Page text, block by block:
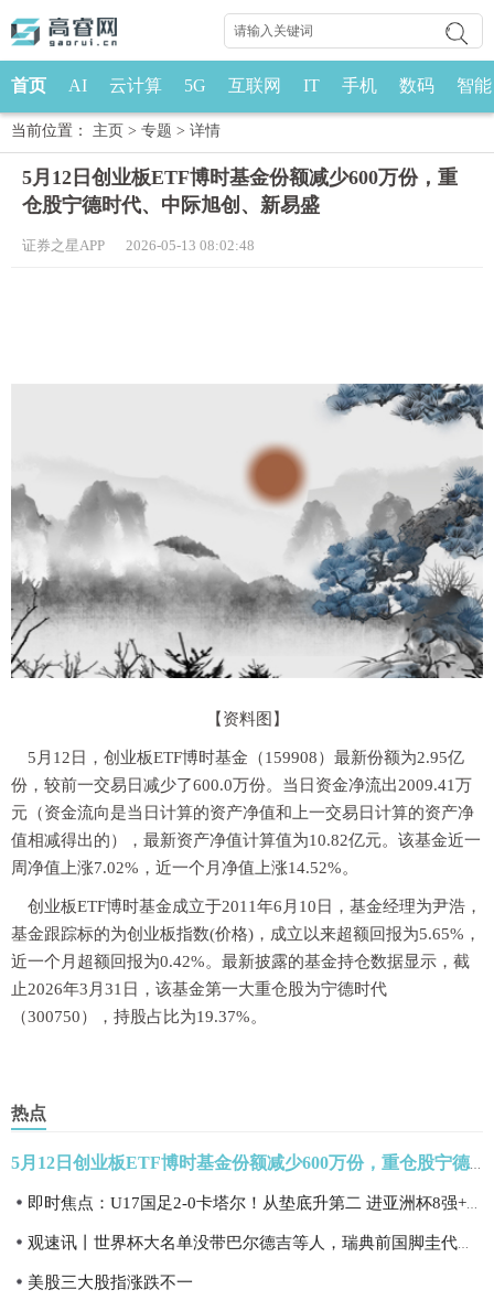
首页 AI 云计算 5G 互联网 IT 手机 数码 智能
当前位置： 主页 > 专题 > 详情
5月12日创业板ETF博时基金份额减少600万份，重
仓股宁德时代、中际旭创、新易盛
证券之星APP 2026-05-13 08:02:48
【资料图】
5月12日，创业板ETF博时基金（159908）最新份额为2.95亿
份，较前一交易日减少了600.0万份。当日资金净流出2009.41万
元（资金流向是当日计算的资产净值和上一交易日计算的资产净
值相减得出的），最新资产净值计算值为10.82亿元。该基金近一
周净值上涨7.02%，近一个月净值上涨14.52%。
创业板ETF博时基金成立于2011年6月10日，基金经理为尹浩，
基金跟踪标的为创业板指数(价格)，成立以来超额回报为5.65%，
近一个月超额回报为0.42%。最新披露的基金持仓数据显示，截
止2026年3月31日，该基金第一大重仓股为宁德时代
（300750），持股占比为19.37%。
热点
美股三大股指涨跌不一